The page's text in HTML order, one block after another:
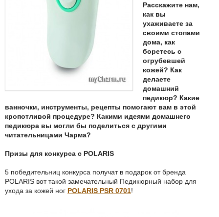
Расскажите нам,
как вы
ухаживаете за
своими стопами
дома, как
боретесь с
огрубевшей
кожей? Как
делаете
домашний
педикюр? Какие
ванночки, инструменты, рецепты помогают вам в этой
кропотливой процедуре? Какими идеями домашнего
педикюра вы могли бы поделиться с другими
читательницами Чарма?
Призы для конкурса с POLARIS
5 победительниц конкурса получат в подарок от бренда
POLARIS вот такой замечательный Педикюрный набор для
ухода за кожей ног POLARIS PSR 0701!